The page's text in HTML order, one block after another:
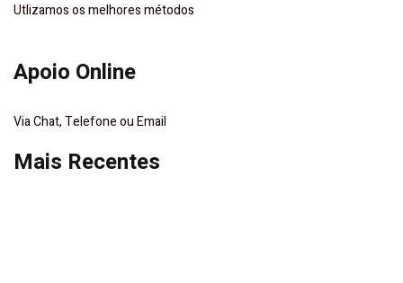
Utlizamos os melhores métodos
Apoio Online
Via Chat, Telefone ou Email
Mais Recentes